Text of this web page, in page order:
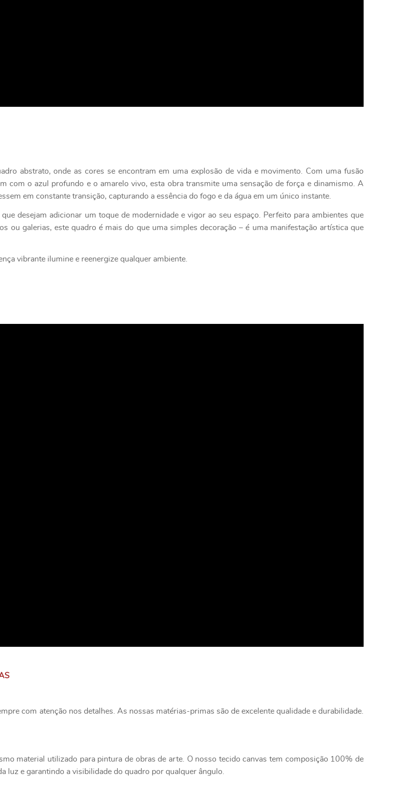
abstrato, onde as cores se encontram em uma explosão de vida e movimento. Com uma fusão
com o azul profundo e o amarelo vivo, esta obra transmite uma sensação de força e dinamismo. A
em constante transição, capturando a essência do fogo e da água em um único instante.
desejam adicionar um toque de modernidade e vigor ao seu espaço. Perfeito para ambientes que
ou galerias, este quadro é mais do que uma simples decoração – é uma manifestação artística que
vibrante ilumine e reenergize qualquer ambiente.
com atenção nos detalhes. As nossas matérias-primas são de excelente qualidade e durabilidade.
material utilizado para pintura de obras de arte. O nosso tecido canvas tem composição 100% de
luz e garantindo a visibilidade do quadro por qualquer ângulo.